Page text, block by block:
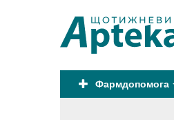
Фармдопомога